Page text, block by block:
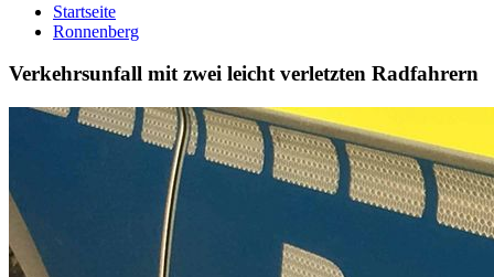
Startseite
Ronnenberg
Verkehrsunfall mit zwei leicht verletzten Radfahrern